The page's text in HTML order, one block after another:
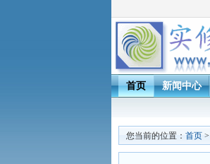
首页 新闻中心
您当前的位置： 首页 >